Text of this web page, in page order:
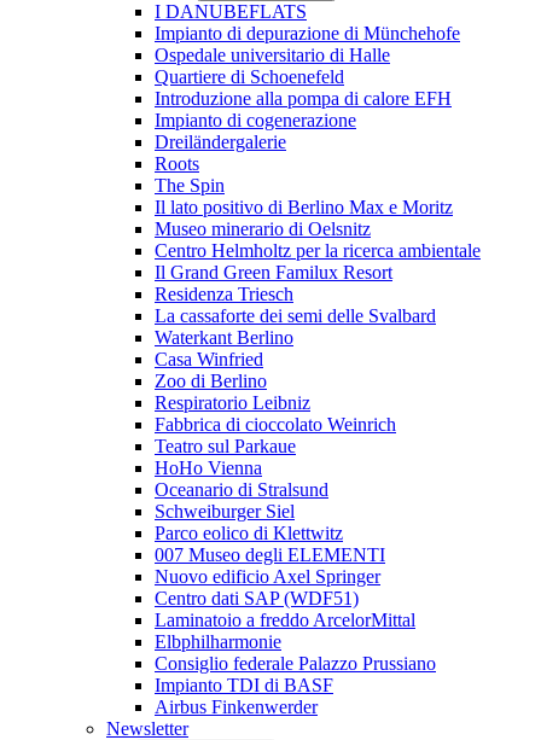
I DANUBEFLATS
Impianto di depurazione di Münchehofe
Ospedale universitario di Halle
Quartiere di Schoenefeld
Introduzione alla pompa di calore EFH
Impianto di cogenerazione
Dreiländergalerie
Roots
The Spin
Il lato positivo di Berlino Max e Moritz
Museo minerario di Oelsnitz
Centro Helmholtz per la ricerca ambientale
Il Grand Green Familux Resort
Residenza Triesch
La cassaforte dei semi delle Svalbard
Waterkant Berlino
Casa Winfried
Zoo di Berlino
Respiratorio Leibniz
Fabbrica di cioccolato Weinrich
Teatro sul Parkaue
HoHo Vienna
Oceanario di Stralsund
Schweiburger Siel
Parco eolico di Klettwitz
007 Museo degli ELEMENTI
Nuovo edificio Axel Springer
Centro dati SAP (WDF51)
Laminatoio a freddo ArcelorMittal
Elbphilharmonie
Consiglio federale Palazzo Prussiano
Impianto TDI di BASF
Airbus Finkenwerder
Newsletter